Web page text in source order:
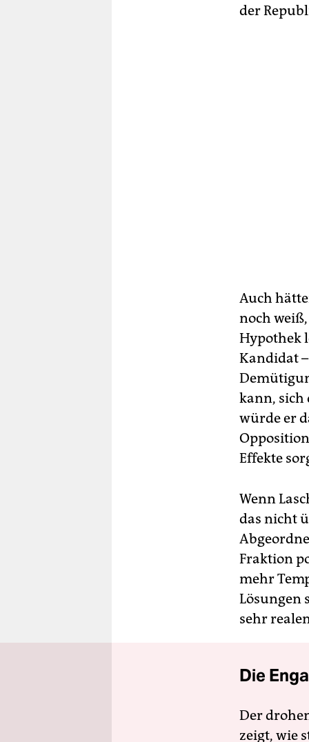
der
Auch
noch
Hypothek
Kandidat
kann, sich
würde er
Effekte
Wenn
das nicht
Fraktion
mehr
Lösungen
sehr
Die
Der
zeigt, wie